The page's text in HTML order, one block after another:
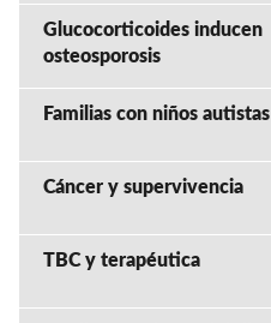
Glucocorticoides inducen
osteosporosis
Familias con niños autistas
Cáncer y supervivencia
TBC y terapéutica